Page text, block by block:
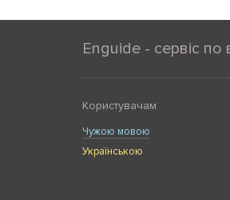
Enguide - сервіс по
Користувачам
Чужою мовою
Українською